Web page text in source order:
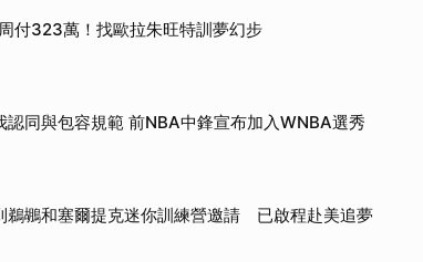
付323萬！找歐拉朱旺特訓夢幻步
認同與包容規範 前NBA中鋒宣布加入WNBA選秀
鵜鶘和塞爾提克迷你訓練營邀請 已啟程赴美追夢